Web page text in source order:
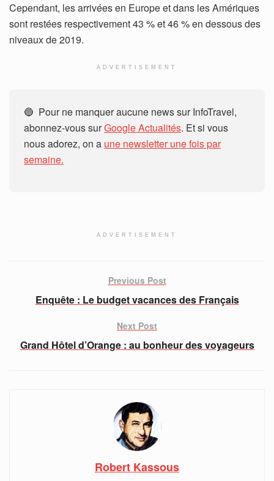
Cependant, les arrivées en Europe et dans les Amériques
sont restées respectivement 43 % et 46 % en dessous des
niveaux de 2019.
ADVERTISEMENT
🔵 Pour ne manquer aucune news sur InfoTravel,
abonnez-vous surGoogle Actualités. Et si vous
nous adorez, on a une newsletter une fois par
semaine.
ADVERTISEMENT
Previous Post
Enquête : Le budget vacances des Français
Next Post
Grand Hôtel d’Orange : au bonheur des voyageurs
Robert Kassous